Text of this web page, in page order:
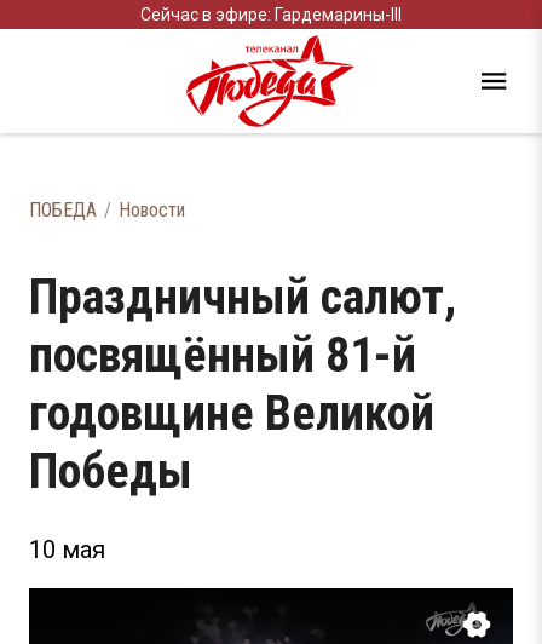
Сейчас в эфире: Гардемарины-III
ПОБЕДА Новости
Праздничный салют,
посвящённый 81-й
годовщине Великой
Победы
10 мая